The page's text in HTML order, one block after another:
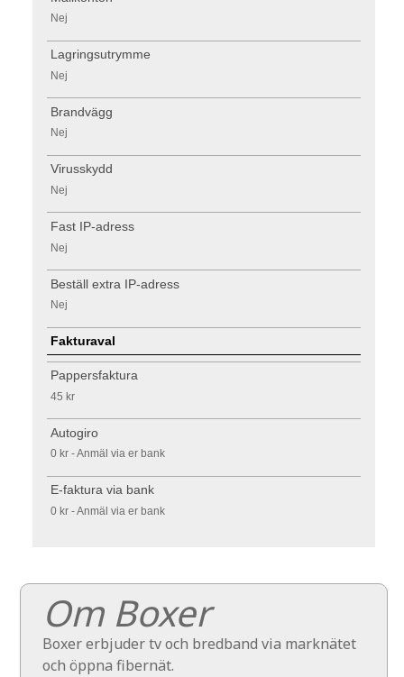
Nej
Lagringsutrymme
Nej
Brandvägg
Nej
Virusskydd
Nej
Fast IP-adress
Nej
Beställ extra IP-adress
Nej
Fakturaval
Pappersfaktura
45 kr
Autogiro
0 kr - Anmäl via er bank
E-faktura via bank
0 kr - Anmäl via er bank
Om Boxer
Boxer erbjuder tv och bredband via marknätet
och öppna fibernät.